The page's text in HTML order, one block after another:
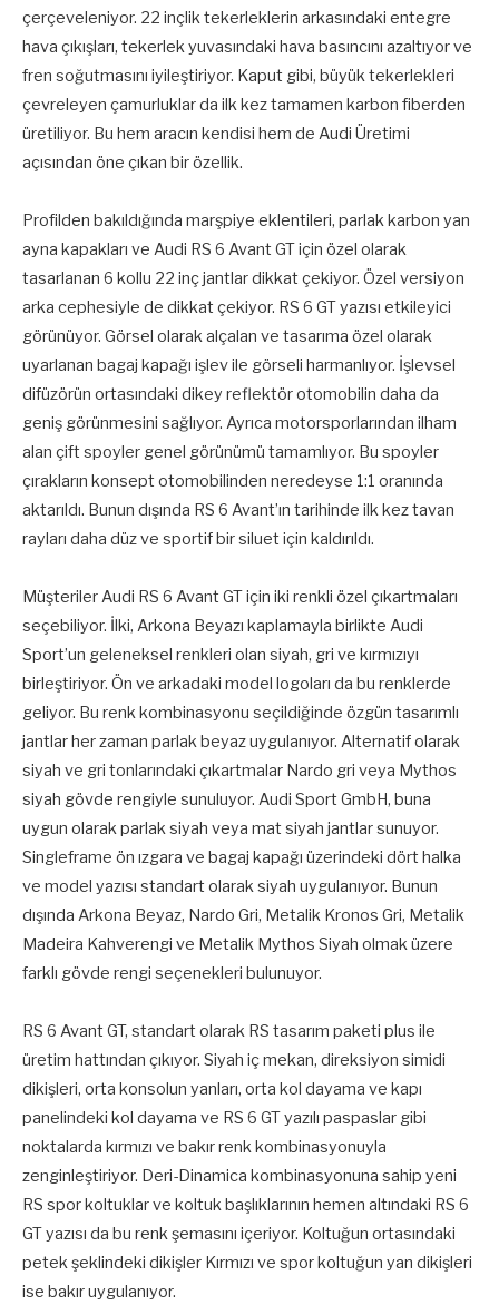
çerçeveleniyor. 22 inçlik tekerleklerin arkasındaki entegre
hava çıkışları, tekerlek yuvasındaki hava basıncını azaltıyor ve
fren soğutmasını iyileştiriyor. Kaput gibi, büyük tekerlekleri
çevreleyen çamurluklar da ilk kez tamamen karbon fiberden
üretiliyor. Bu hem aracın kendisi hem de Audi Üretimi
açısından öne çıkan bir özellik.
Profilden bakıldığında marşpiye eklentileri, parlak karbon yan
ayna kapakları ve Audi RS 6 Avant GT için özel olarak
tasarlanan 6 kollu 22 inç jantlar dikkat çekiyor. Özel versiyon
arka cephesiyle de dikkat çekiyor. RS 6 GT yazısı etkileyici
görünüyor. Görsel olarak alçalan ve tasarıma özel olarak
uyarlanan bagaj kapağı işlev ile görseli harmanlıyor. İşlevsel
difüzörün ortasındaki dikey reflektör otomobilin daha da
geniş görünmesini sağlıyor. Ayrıca motorsporlarından ilham
alan çift spoyler genel görünümü tamamlıyor. Bu spoyler
çırakların konsept otomobilinden neredeyse 1:1 oranında
aktarıldı. Bunun dışında RS 6 Avant’ın tarihinde ilk kez tavan
rayları daha düz ve sportif bir siluet için kaldırıldı.
Müşteriler Audi RS 6 Avant GT için iki renkli özel çıkartmaları
seçebiliyor. İlki, Arkona Beyazı kaplamayla birlikte Audi
Sport’un geleneksel renkleri olan siyah, gri ve kırmızıyı
birleştiriyor. Ön ve arkadaki model logoları da bu renklerde
geliyor. Bu renk kombinasyonu seçildiğinde özgün tasarımlı
jantlar her zaman parlak beyaz uygulanıyor. Alternatif olarak
siyah ve gri tonlarındaki çıkartmalar Nardo gri veya Mythos
siyah gövde rengiyle sunuluyor. Audi Sport GmbH, buna
uygun olarak parlak siyah veya mat siyah jantlar sunuyor.
Singleframe ön ızgara ve bagaj kapağı üzerindeki dört halka
ve model yazısı standart olarak siyah uygulanıyor. Bunun
dışında Arkona Beyaz, Nardo Gri, Metalik Kronos Gri, Metalik
Madeira Kahverengi ve Metalik Mythos Siyah olmak üzere
farklı gövde rengi seçenekleri bulunuyor.
RS 6 Avant GT, standart olarak RS tasarım paketi plus ile
üretim hattından çıkıyor. Siyah iç mekan, direksiyon simidi
dikişleri, orta konsolun yanları, orta kol dayama ve kapı
panelindeki kol dayama ve RS 6 GT yazılı paspaslar gibi
noktalarda kırmızı ve bakır renk kombinasyonuyla
zenginleştiriyor. Deri-Dinamica kombinasyonuna sahip yeni
RS spor koltuklar ve koltuk başlıklarının hemen altındaki RS 6
GT yazısı da bu renk şemasını içeriyor. Koltuğun ortasındaki
petek şeklindeki dikişler Kırmızı ve spor koltuğun yan dikişleri
ise bakır uygulanıyor.